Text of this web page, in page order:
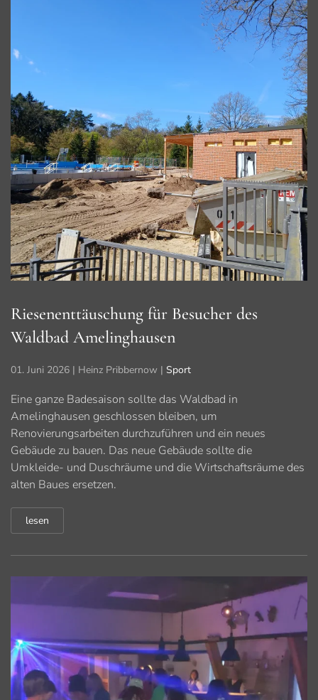
Riesenenttäuschung für Besucher des
Waldbad Amelinghausen
01. Juni 2026 | Heinz Pribbernow | Sport
Eine ganze Badesaison sollte das Waldbad in
Amelinghausen geschlossen bleiben, um
Renovierungsarbeiten durchzuführen und ein neues
Gebäude zu bauen. Das neue Gebäude sollte die
Umkleide- und Duschräume und die Wirtschaftsräume des
alten Baues ersetzen.
lesen